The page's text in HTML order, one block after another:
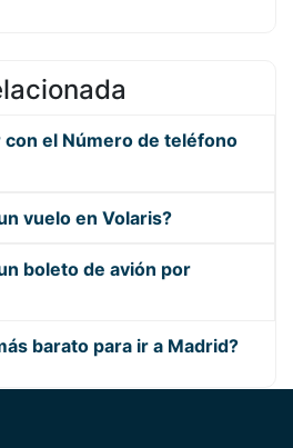
el Número de teléfono
vuelo en Volaris?
boleto de avión por
barato para ir a Madrid?